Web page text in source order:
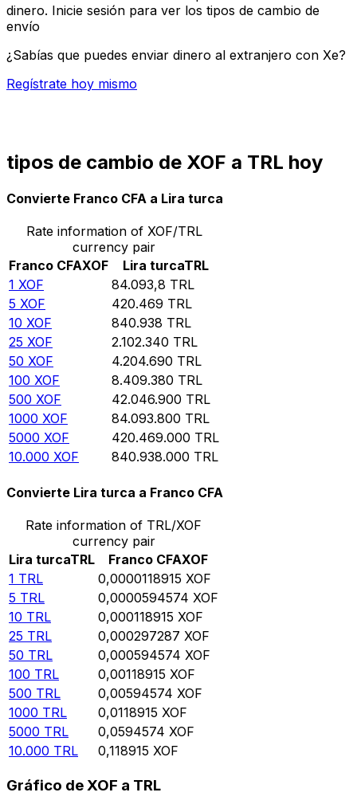
dinero. Inicie sesión para ver los tipos de cambio de
envío
¿Sabías que puedes enviar dinero al extranjero con Xe?
Regístrate hoy mismo
tipos de cambio de XOF a TRL hoy
Convierte Franco CFA a Lira turca
Rate information of XOF/TRL
currency pair
Franco CFAXOF Lira turcaTRL
1 XOF 84.093,8 TRL
5 XOF 420.469 TRL
10 XOF 840.938 TRL
25 XOF 2.102.340 TRL
50 XOF 4.204.690 TRL
100 XOF 8.409.380 TRL
500 XOF 42.046.900 TRL
1000 XOF 84.093.800 TRL
5000 XOF 420.469.000 TRL
10.000 XOF 840.938.000 TRL
Convierte Lira turca a Franco CFA
Rate information of TRL/XOF
currency pair
Lira turcaTRL Franco CFAXOF
1 TRL 0,0000118915 XOF
5 TRL 0,0000594574 XOF
10 TRL 0,000118915 XOF
25 TRL 0,000297287 XOF
50 TRL 0,000594574 XOF
100 TRL 0,00118915 XOF
500 TRL 0,00594574 XOF
1000 TRL 0,0118915 XOF
5000 TRL 0,0594574 XOF
10.000 TRL 0,118915 XOF
Gráfico de XOF a TRL